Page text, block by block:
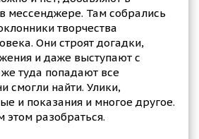
мессенджере. Там собрались
творчества
Они строят догадки,
и даже выступают с
туда попадают все
смогли найти. Улики,
и показания и многое другое.
этом разобраться.